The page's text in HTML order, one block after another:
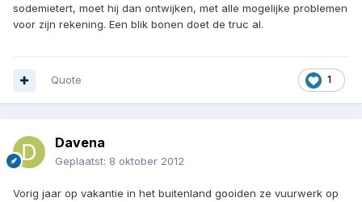
sodemietert, moet hij dan ontwijken, met alle mogelijke problemen
voor zijn rekening. Een blik bonen doet de truc al.
1
Quote
Davena
Geplaatst: 8 oktober 2012
Vorig jaar op vakantie in het buitenland gooiden ze vuurwerk op